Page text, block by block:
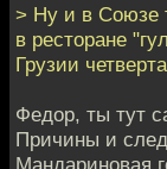
> Ну и в Союзе
в ресторане
Грузии
Федор, ты тут
Причины и